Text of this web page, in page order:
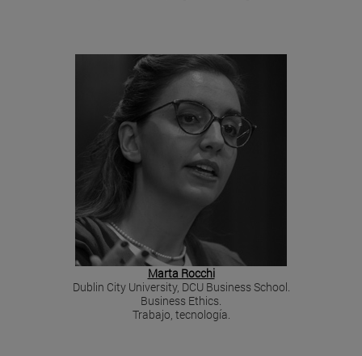
Marta Rocchi
Dublin City University, DCU Business School.
Business Ethics.
Trabajo, tecnología.